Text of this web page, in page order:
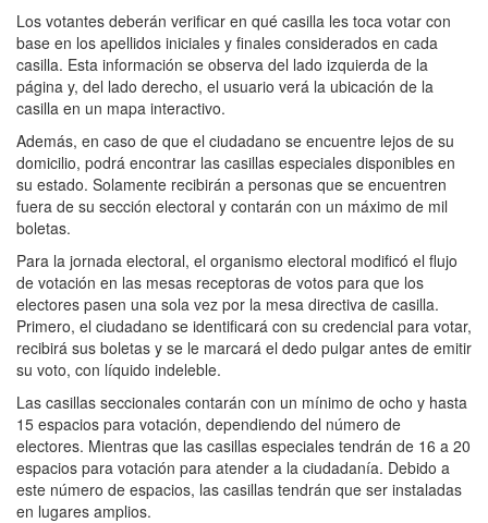
Los votantes deberán verificar en qué casilla les toca votar con
base en los apellidos iniciales y finales considerados en cada
casilla. Esta información se observa del lado izquierda de la
página y, del lado derecho, el usuario verá la ubicación de la
casilla en un mapa interactivo.
Además, en caso de que el ciudadano se encuentre lejos de su
domicilio, podrá encontrar las casillas especiales disponibles en
su estado. Solamente recibirán a personas que se encuentren
fuera de su sección electoral y contarán con un máximo de mil
boletas.
Para la jornada electoral, el organismo electoral modificó el flujo
de votación en las mesas receptoras de votos para que los
electores pasen una sola vez por la mesa directiva de casilla.
Primero, el ciudadano se identificará con su credencial para votar,
recibirá sus boletas y se le marcará el dedo pulgar antes de emitir
su voto, con líquido indeleble.
Las casillas seccionales contarán con un mínimo de ocho y hasta
15 espacios para votación, dependiendo del número de
electores. Mientras que las casillas especiales tendrán de 16 a 20
espacios para votación para atender a la ciudadanía. Debido a
este número de espacios, las casillas tendrán que ser instaladas
en lugares amplios.